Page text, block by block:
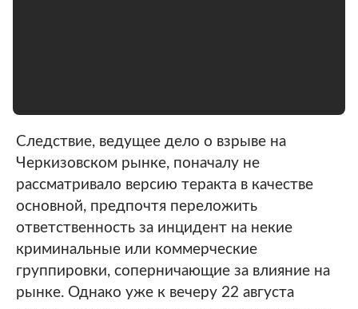
Следствие, ведущее дело о взрыве на
Черкизовском рынке, поначалу не
рассматривало версию теракта в качестве
основной, предпочтя переложить
ответственность за инцидент на некие
криминальные или коммерческие
группировки, соперничающие за влияние на
рынке. Однако уже к вечеру 22 августа